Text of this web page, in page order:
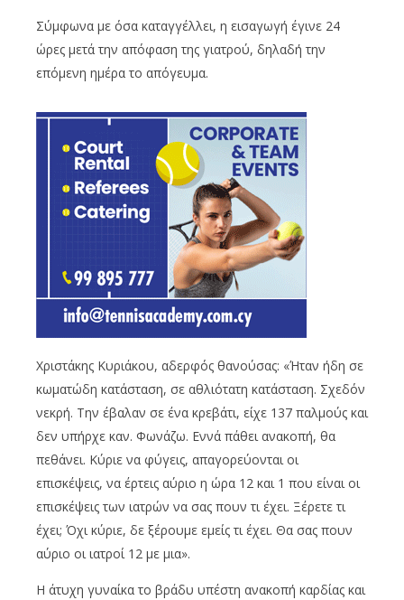
Σύμφωνα με όσα καταγγέλλει, η εισαγωγή έγινε 24
ώρες μετά την απόφαση της γιατρού, δηλαδή την
επόμενη ημέρα το απόγευμα.
Χριστάκης Κυριάκου, αδερφός θανούσας: «Ήταν ήδη σε
κωματώδη κατάσταση, σε αθλιότατη κατάσταση. Σχεδόν
νεκρή. Την έβαλαν σε ένα κρεβάτι, είχε 137 παλμούς και
δεν υπήρχε καν. Φωνάζω. Εννά πάθει ανακοπή, θα
πεθάνει. Κύριε να φύγεις, απαγορεύονται οι
επισκέψεις, να έρτεις αύριο η ώρα 12 και 1 που είναι οι
επισκέψεις των ιατρών να σας πουν τι έχει. Ξέρετε τι
έχει; Όχι κύριε, δε ξέρουμε εμείς τι έχει. Θα σας πουν
αύριο οι ιατροί 12 με μια».
Η άτυχη γυναίκα το βράδυ υπέστη ανακοπή καρδίας και